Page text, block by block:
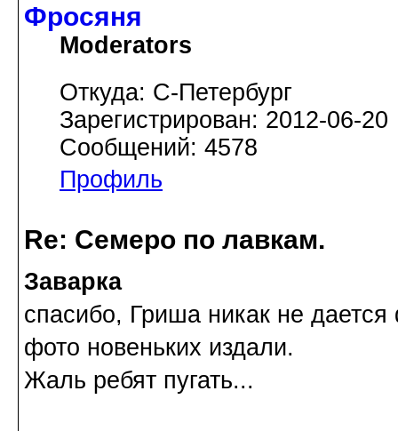
Фросяня
Moderators
Откуда: С-Петербург
Зарегистрирован: 2012-06-20
Сообщений: 4578
Профиль
Re: Семеро по лавкам.
Заварка
спасибо, Гриша никак не
фото новеньких издали.
Жаль ребят пугать...